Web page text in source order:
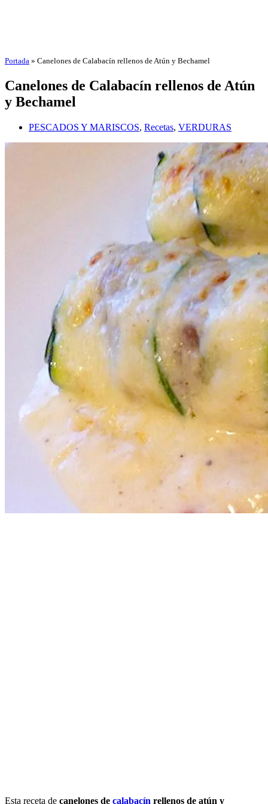
Portada » Canelones de Calabacín rellenos de Atún y Bechamel
Canelones de Calabacín rellenos de Atún
y Bechamel
PESCADOS Y MARISCOS, Recetas, VERDURAS
Esta receta de canelones de calabacín rellenos de atún y